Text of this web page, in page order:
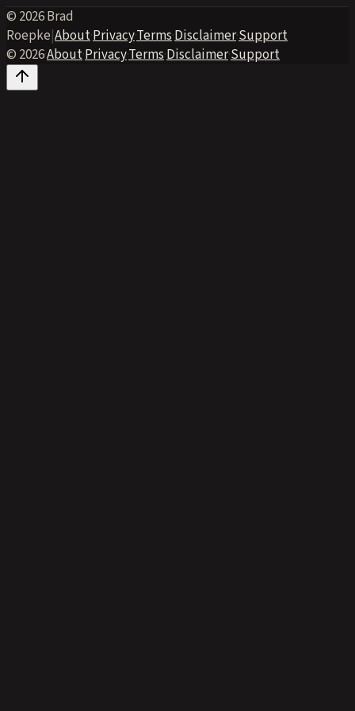
© 2026 Brad
Roepke|About·Privacy·Terms·Disclaimer·Support
© 2026·About·Privacy·Terms·Disclaimer·Support